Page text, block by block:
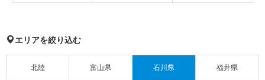
エリアを絞り込む
北陸 富山県 石川県 福井県